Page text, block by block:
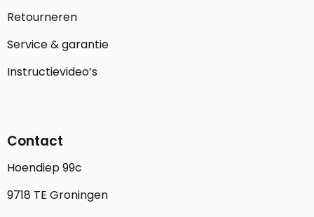
Retourneren
Service & garantie
Instructievideo’s
Contact
Hoendiep 99c
9718 TE Groningen